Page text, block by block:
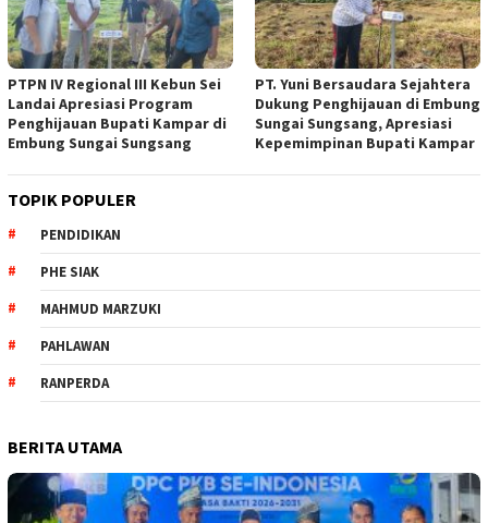
PTPN IV Regional III Kebun Sei
Landai Apresiasi Program
Penghijauan Bupati Kampar di
Embung Sungai Sungsang
PT. Yuni Bersaudara Sejahtera
Dukung Penghijauan di Embung
Sungai Sungsang, Apresiasi
Kepemimpinan Bupati Kampar ‎
TOPIK POPULER
PENDIDIKAN
PHE SIAK
MAHMUD MARZUKI
PAHLAWAN
RANPERDA
BERITA UTAMA